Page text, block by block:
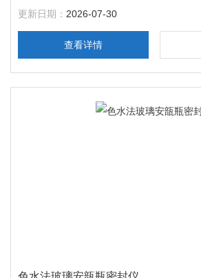
更新日期： 2026-07-30
查看详情